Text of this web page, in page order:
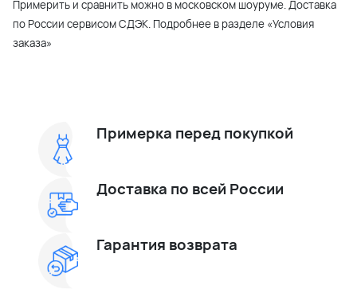
Примерить и сравнить можно в московском шоуруме. Доставка
по России сервисом СДЭК. Подробнее в разделе «Условия
заказа»
Примерка перед покупкой
Доставка по всей России
Гарантия возврата